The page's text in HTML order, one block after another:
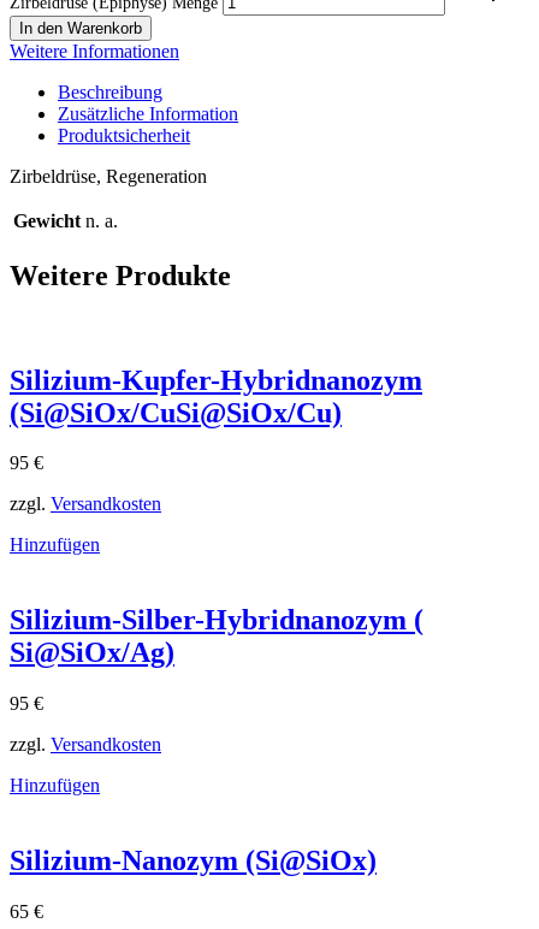
In den Warenkorb
Weitere Informationen
Beschreibung
Zusätzliche Information
Produktsicherheit
Zirbeldrüse, Regeneration
Gewicht n. a.
Weitere Produkte
Silizium-Kupfer-Hybridnanozym
(Si@SiOx/CuSi@SiOx​/Cu)
95 €
zzgl. Versandkosten
Hinzufügen
Silizium-Silber-Hybridnanozym (
Si@SiOx/Ag)
95 €
zzgl. Versandkosten
Hinzufügen
Silizium-Nanozym (Si@SiOx)
65 €